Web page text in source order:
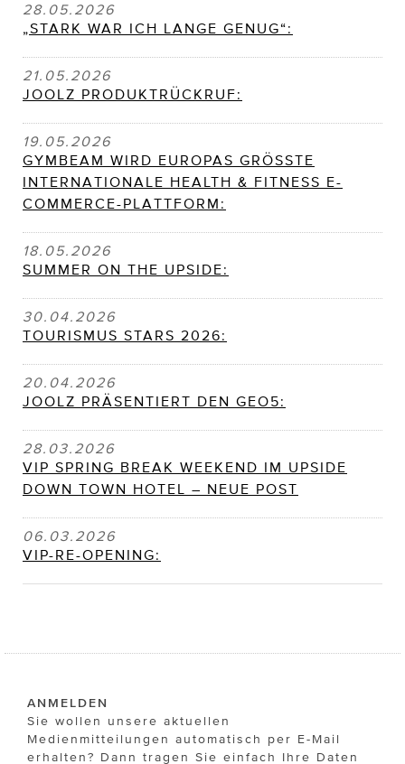
28.05.2026
„STARK WAR ICH LANGE GENUG“:
21.05.2026
JOOLZ PRODUKTRÜCKRUF:
19.05.2026
GYMBEAM WIRD EUROPAS GRÖSSTE
INTERNATIONALE HEALTH & FITNESS E-
COMMERCE-PLATTFORM:
18.05.2026
SUMMER ON THE UPSIDE:
30.04.2026
TOURISMUS STARS 2026:
20.04.2026
JOOLZ PRÄSENTIERT DEN GEO5:
28.03.2026
VIP SPRING BREAK WEEKEND IM UPSIDE
DOWN TOWN HOTEL – NEUE POST
06.03.2026
VIP-RE-OPENING:
ANMELDEN
Sie wollen unsere aktuellen
Medienmitteilungen automatisch per E-Mail
erhalten? Dann tragen Sie einfach Ihre Daten